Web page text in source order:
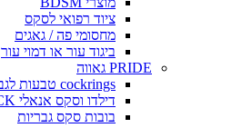
ציוד רפואי לסקס
מחסומי פה / גאגים
ביגוד עור או דמוי עור
PRIDE גאווה
cockrings טבעות לגבר
דילדו וסקס אנאלי ALL BLACK
בובות סקס גבריות